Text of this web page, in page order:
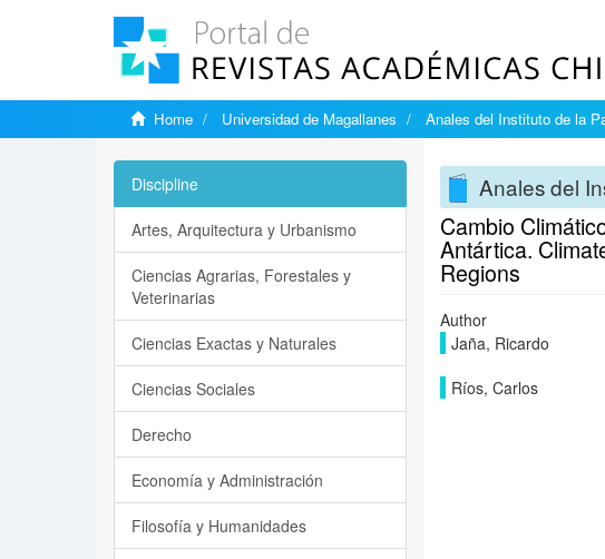
Home Universidad de Magallanes Anales del Instituto de la
Anales del
Cambio
Antártica.
Regions
Author
Jaña, Ricardo
Ríos, Carlos
Discipline
Artes, Arquitectura y Urbanismo
Ciencias Agrarias, Forestales y
Veterinarias
Ciencias Exactas y Naturales
Ciencias Sociales
Derecho
Economía y Administración
Filosofía y Humanidades